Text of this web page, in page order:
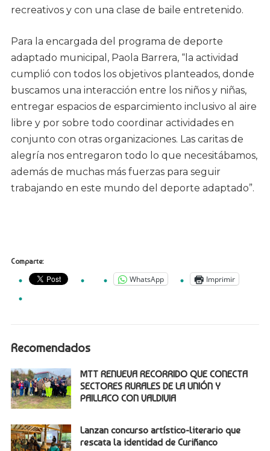
recreativos y con una clase de baile entretenido.
Para la encargada del programa de deporte
adaptado municipal, Paola Barrera, “la actividad
cumplió con todos los objetivos planteados, donde
buscamos una interacción entre los niños y niñas,
entregar espacios de esparcimiento inclusivo al aire
libre y por sobre todo coordinar actividades en
conjunto con otras organizaciones. Las caritas de
alegría nos entregaron todo lo que necesitábamos,
además de muchas más fuerzas para seguir
trabajando en este mundo del deporte adaptado”.
Comparte:
WhatsApp Imprimir
Recomendados
MTT RENUEVA RECORRIDO QUE CONECTA
SECTORES RURALES DE LA UNIÓN Y
PAILLACO CON VALDIVIA
Lanzan concurso artístico-literario que
rescata la identidad de Curiñanco